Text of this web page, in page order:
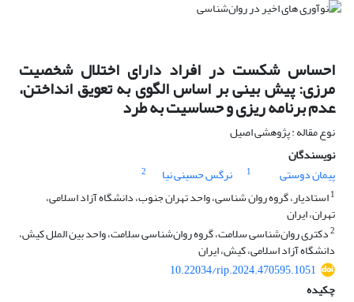
احساس شکست در افراد دارای اختلال شخصیت
مرزی: پیش بینی بر اساس الگوی به تعویق انداختن،
عدم برنامه ریزی و حساسیت به طرد
نوع مقاله : پژوهشی اصیل
نویسندگان
پیمان دوستی
1 نرگس حسینی نیا
2
1استادیار، گروه روان شناسی، واحد تهران جنوب، دانشگاه آزاد اسلامی،
تهران، ایران
2دکتری روان‌شناسی سلامت، گروه روان‌شناسی سلامت، واحد بین الملل کیش،
دانشگاه آزاد اسلامی، کیش، ایران
10.22034/rip.2024.470595.1051
چکیده